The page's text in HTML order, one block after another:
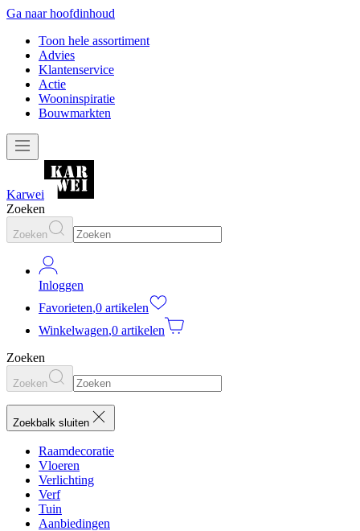
Ga naar hoofdinhoud
Toon hele assortiment
Advies
Klantenservice
Actie
Wooninspiratie
Bouwmarkten
Karwei
Zoeken
Zoeken
Inloggen
Favorieten,0 artikelen
Winkelwagen,0 artikelen
Zoeken
Zoeken
Zoekbalk sluiten
Raamdecoratie
Vloeren
Verlichting
Verf
Tuin
Aanbiedingen